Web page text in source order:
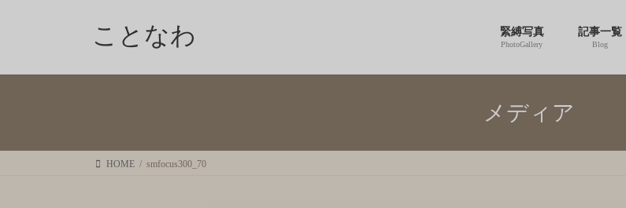
ことなわ 緊縛写真
PhotoGallery
記事一覧
Blog
メディア
HOME smfocus300_70